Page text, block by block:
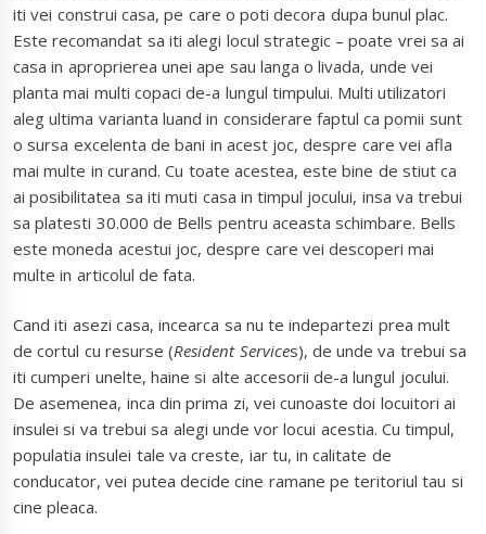
iti vei construi casa, pe care o poti decora dupa bunul plac.
Este recomandat sa iti alegi locul strategic – poate vrei sa ai
casa in aproprierea unei ape sau langa o livada, unde vei
planta mai multi copaci de-a lungul timpului. Multi utilizatori
aleg ultima varianta luand in considerare faptul ca pomii sunt
o sursa excelenta de bani in acest joc, despre care vei afla
mai multe in curand. Cu toate acestea, este bine de stiut ca
ai posibilitatea sa iti muti casa in timpul jocului, insa va trebui
sa platesti 30.000 de Bells pentru aceasta schimbare. Bells
este moneda acestui joc, despre care vei descoperi mai
multe in articolul de fata.
Cand iti asezi casa, incearca sa nu te indepartezi prea mult
de cortul cu resurse (Resident Services), de unde va trebui sa
iti cumperi unelte, haine si alte accesorii de-a lungul jocului.
De asemenea, inca din prima zi, vei cunoaste doi locuitori ai
insulei si va trebui sa alegi unde vor locui acestia. Cu timpul,
populatia insulei tale va creste, iar tu, in calitate de
conducator, vei putea decide cine ramane pe teritoriul tau si
cine pleaca.